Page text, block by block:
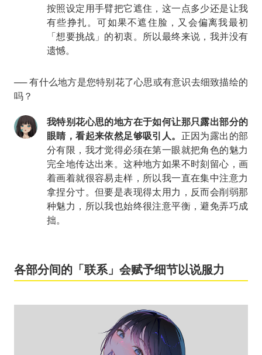
按照设定用手臂把它遮住，这一点多少还是让我
有些挣扎。可如果不遮住脸，又会偏离我最初
「想要挑战」的初衷。所以最终来说，我并没有
遗憾。
── 有什么地方是您特别花了心思或有意识去细致描绘的
吗？
我特别花心思的地方在于如何让那只露出部分的
眼睛，看起来依然足够吸引人。 正因为露出的部
分有限，我才觉得必须在第一眼就把角色的魅力
完全地传达出来。这种地方如果不时刻留心，画
着画着就很容易走样，所以我一直在集中注意力
拿捏分寸。但要是表现得太用力，反而会削弱那
种魅力，所以我也始终很注意平衡，避免弄巧成
拙。
各部分间的「联系」会赋予细节以说服力